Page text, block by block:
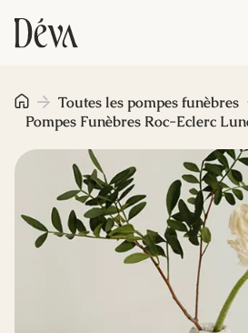
Obsèques
Prévoyance
Monument funéraire
Livraison de fleurs
Toutes les pompes funèbres
Pompes Funèbres Roc-Eclerc